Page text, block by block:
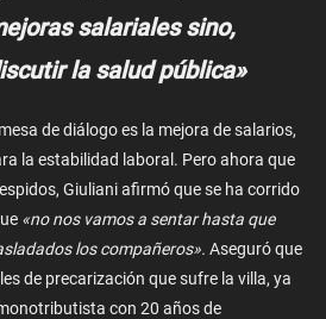
salariales sino,
la salud pública»
de diálogo es la mejora de salarios,
la estabilidad laboral. Pero ahora que
Giuliani afirmó que se ha corrido
«no nos vamos a sentar hasta que
los compañeros». Aseguró que
de precarización que sufre la villa, ya
con 20 años de